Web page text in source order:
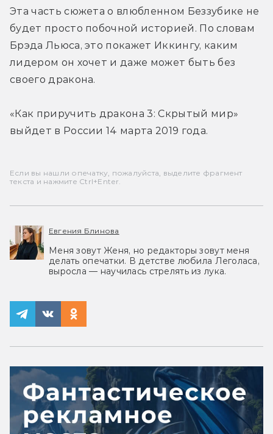
Эта часть сюжета о влюбленном Беззубике не
будет просто побочной историей. По словам
Брэда Льюса, это покажет Иккингу, каким
лидером он хочет и даже может быть без
своего дракона.
«Как приручить дракона 3: Скрытый мир»
выйдет в России 14 марта 2019 года.
Если вы нашли опечатку, пожалуйста, выделите фрагмент
текста и нажмите Ctrl+Enter.
Евгения Блинова
Меня зовут Женя, но редакторы зовут меня
делать опечатки. В детстве любила Леголаса,
выросла — научилась стрелять из лука.